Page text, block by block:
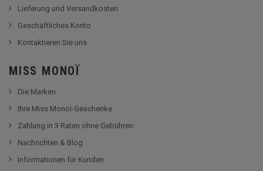
Lieferung und Versandkosten
Geschäftliches Konto
Kontaktieren Sie uns
MISS MONOÏ
Die Marken
Ihre Miss Monoï-Geschenke
Zahlung in 3 Raten ohne Gebühren
Nachrichten & Blog
Informationen für Kunden